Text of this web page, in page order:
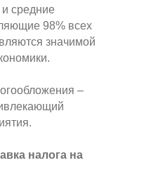
средние
98% всех
значимой
–
налога на